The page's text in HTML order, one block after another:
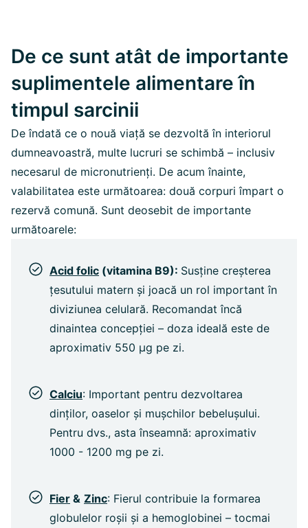
De ce sunt atât de importante
suplimentele alimentare în
timpul sarcinii
De îndată ce o nouă viață se dezvoltă în interiorul
dumneavoastră, multe lucruri se schimbă – inclusiv
necesarul de micronutrienți. De acum înainte,
valabilitatea este următoarea: două corpuri împart o
rezervă comună. Sunt deosebit de importante
următoarele:
Acid folic (vitamina B9): Susține creșterea
țesutului matern și joacă un rol important în
diviziunea celulară. Recomandat încă
dinaintea concepției – doza ideală este de
aproximativ 550 µg pe zi.
Calciu: Important pentru dezvoltarea
dinților, oaselor și mușchilor bebelușului.
Pentru dvs., asta înseamnă: aproximativ
1000 - 1200 mg pe zi.
Fier & Zinc: Fierul contribuie la formarea
globulelor roșii și a hemoglobinei – tocmai